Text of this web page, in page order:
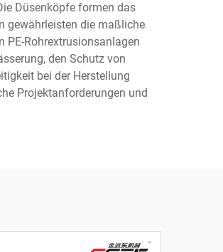
Düsenköpfe formen das
gewährleisten die maßliche
PE-Rohrextrusionsanlagen
den Schutz von
bei der Herstellung
Projektanforderungen und